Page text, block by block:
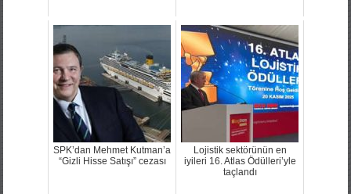
SPK’dan Mehmet Kutman’a
“Gizli Hisse Satışı” cezası
Lojistik sektörünün en
iyileri 16. Atlas Ödülleri’yle
taçlandı